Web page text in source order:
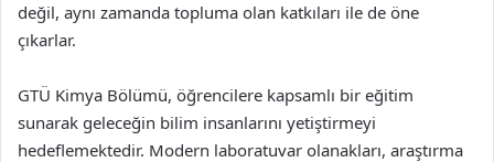
değil, aynı zamanda topluma olan katkıları ile de öne
çıkarlar.
GTÜ Kimya Bölümü, öğrencilere kapsamlı bir eğitim
sunarak geleceğin bilim insanlarını yetiştirmeyi
hedeflemektedir. Modern laboratuvar olanakları, araştırma